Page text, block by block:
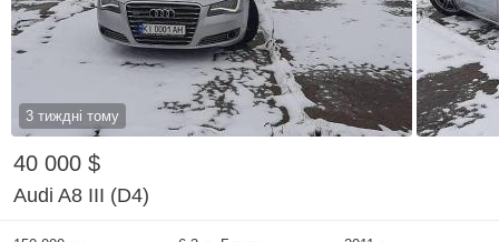
3 тиждні тому
40 000 $
Audi A8 III (D4)